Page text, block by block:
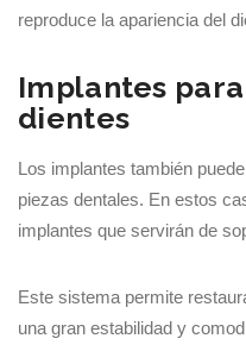
reproduce la apariencia del
Implantes
dientes
Los implantes también
piezas dentales. En estos
implantes que servirán de
Este sistema permite
una gran estabilidad y